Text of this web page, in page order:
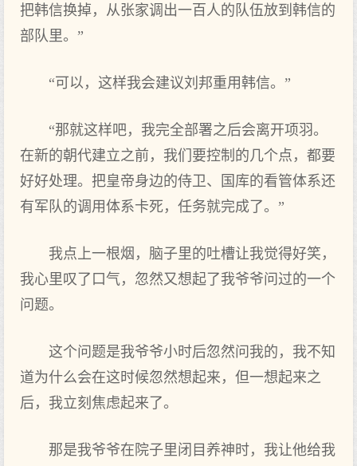
把韩信换掉，从张家调出一百人的队伍放到韩信的
部队里。”
“可以，这样我会建议刘邦重用韩信。”
“那就这样吧，我完全部署之后会离开项羽。
在新的朝代建立之前，我们要控制的几个点，都要
好好处理。把皇帝身边的侍卫、国库的看管体系还
有军队的调用体系卡死，任务就完成了。”
我点上一根烟，脑子里的吐槽让我觉得好笑，
我心里叹了口气，忽然又想起了我爷爷问过的一个
问题。
这个问题是我爷爷小时后忽然问我的，我不知
道为什么会在这时候忽然想起来，但一想起来之
后，我立刻焦虑起来了。
那是我爷爷在院子里闭目养神时，我让他给我